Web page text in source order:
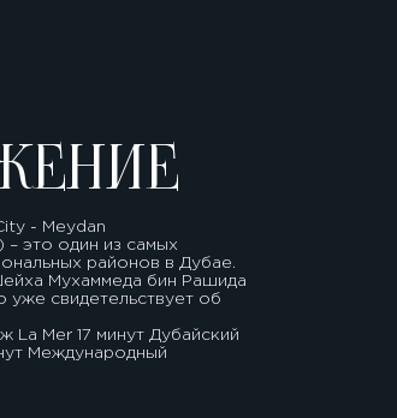
- Meydan
– это один из самых
районов в Дубае.
Мухаммеда бин Рашида
уже свидетельствует об
La Mer 17 минут Дубайский
Международный